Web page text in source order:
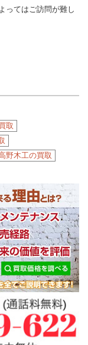
ってはご訪問が難し
取
野木工の買取